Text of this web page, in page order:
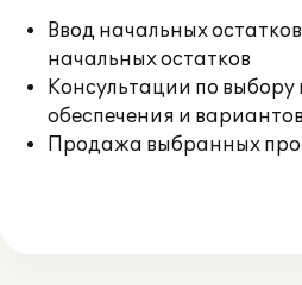
Ввод начальных
начальных остатков
Консультации по выбору
обеспечения и
Продажа выбранных